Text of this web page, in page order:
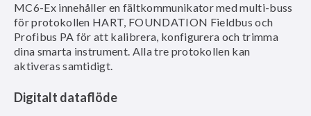
MC6-Ex innehåller en fältkommunikator med multi-buss
för protokollen HART, FOUNDATION Fieldbus och
Profibus PA för att kalibrera, konfigurera och trimma
dina smarta instrument. Alla tre protokollen kan
aktiveras samtidigt.
Digitalt dataflöde